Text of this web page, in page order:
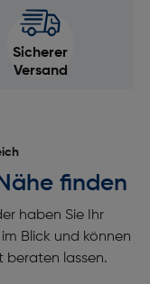
Sicherer
Versand
finden
haben Sie Ihr
Blick und können
beraten lassen.